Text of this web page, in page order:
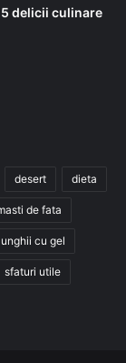
delicii culinare
desert dieta
de fata
cu gel
sfaturi utile